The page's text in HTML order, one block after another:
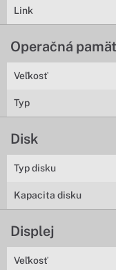
Link
Operačná
Veľkosť
Typ
Disk
Typ disku
Kapacita disku
Displej
Veľkosť